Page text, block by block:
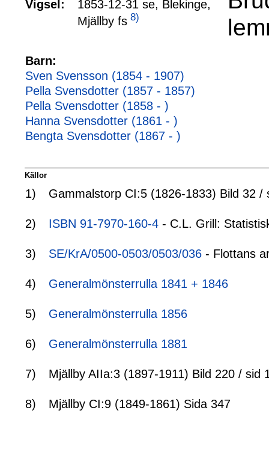
Vigsel:
1853-12-31 se, Blekinge,
Mjällby fs 8)
Barn:
Sven Svensson (1854 - 1907)
Pella Svensdotter (1857 - 1857)
Pella Svensdotter (1858 - )
Hanna Svensdotter (1861 - )
Bengta Svensdotter (1867 - )
Källor
1) Gammalstorp CI:5 (1826-1833) Bild 32 /
2) ISBN 91-7970-160-4 - C.L. Grill:
3) SE/KrA/0500-0503/0503/036 - Flottans
4) Generalmönsterrulla 1841 + 1846
5) Generalmönsterrulla 1856
6) Generalmönsterrulla 1881
7) Mjällby AIIa:3 (1897-1911) Bild 220 / sid
8) Mjällby CI:9 (1849-1861) Sida 347